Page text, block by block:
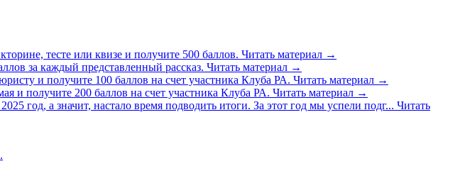
тесте или квизе и получите 500 баллов. Читать материал →
за каждый представленный рассказ. Читать материал →
и получите 100 баллов на счет участника Клуба РА. Читать материал →
и получите 200 баллов на счет участника Клуба РА. Читать материал →
год, а значит, настало время подводить итоги. За этот год мы успели подг... Читать